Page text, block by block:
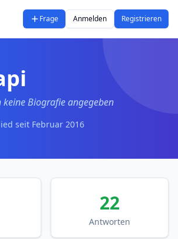
Frage Anmelden Registrieren
keine Biografie angegeben
seit Februar 2016
22
Antworten